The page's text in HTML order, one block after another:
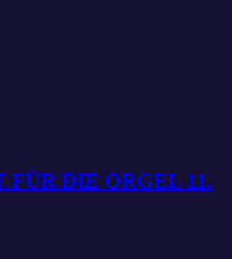
DIE ORGEL 11.